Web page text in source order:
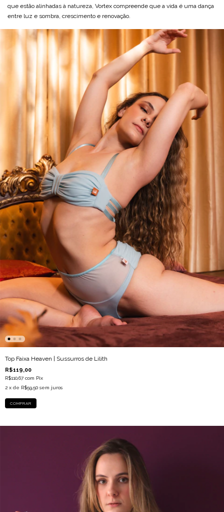
que estão alinhadas à natureza, Vortex compreende que a vida é uma dança
entre luz e sombra, crescimento e renovação.
Top Faixa Heaven | Sussurros de Lilith
R$119,00
R$110,67 com Pix
2 x de R$59,50 sem juros
COMPRAR